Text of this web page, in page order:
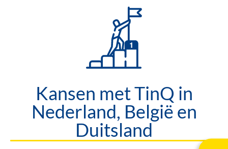
Kansen met TinQ in
Nederland, België en
Duitsland